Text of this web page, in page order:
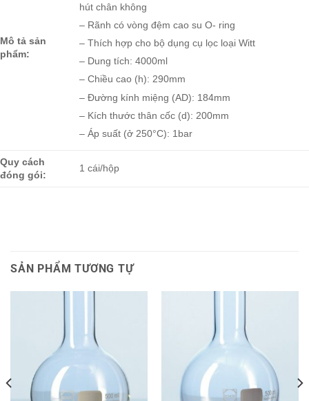
Mô tả sản
phẩm:
hút chân không
– Rãnh có vòng đệm cao su O- ring
– Thích hợp cho bộ dụng cụ lọc loại Witt
– Dung tích: 4000ml
– Chiều cao (h): 290mm
– Đường kính miệng (AD): 184mm
– Kích thước thân cốc (d): 200mm
– Áp suất (ở 250°C): 1bar
Quy cách
đóng gói:
1 cái/hộp
SẢN PHẨM TƯƠNG TỰ